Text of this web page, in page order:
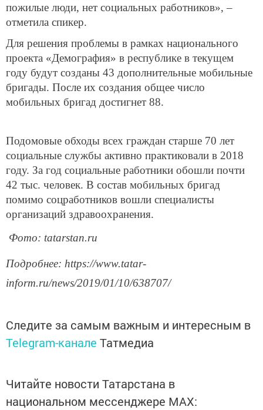
пожилые люди, нет социальных работников», –
отметила спикер.
Для решения проблемы в рамках национального
проекта «Демография» в республике в текущем
году будут созданы 43 дополнительные мобильные
бригады. После их создания общее число
мобильных бригад достигнет 88.
Подомовые обходы всех граждан старше 70 лет
социальные службы активно практиковали в 2018
году. За год социальные работники обошли почти
42 тыс. человек. В состав мобильных бригад
помимо соцработников вошли специалисты
организаций здравоохранения.
Фото: tatarstan.ru
Подробнее: https://www.tatar-
inform.ru/news/2019/01/10/638707/
Следите за самым важным и интересным в
Telegram-канале Татмедиа
Читайте новости Татарстана в
национальном мессенджере MАХ: